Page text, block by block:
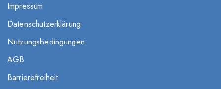
Impressum
Datenschutzerklärung
Nutzungsbedingungen
AGB
Barrierefreiheit